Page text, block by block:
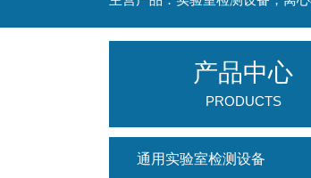
产品中心
PRODUCTS
通用实验室检测设备